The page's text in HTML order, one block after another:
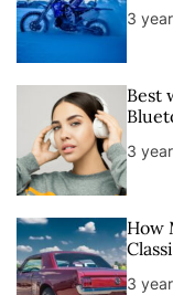
3
Best
3
How
3